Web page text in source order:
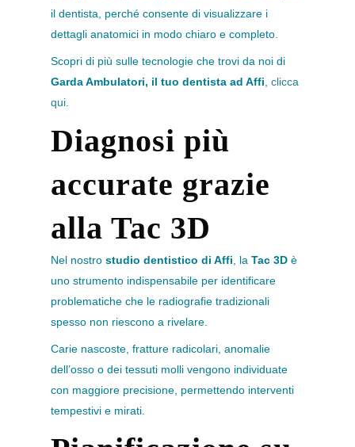
il dentista, perché consente di visualizzare i
dettagli anatomici in modo chiaro e completo.
Scopri di più sulle tecnologie che trovi da noi di
Garda Ambulatori, il tuo dentista ad Affi clicca
qui
Diagnosi più
accurate grazie
alla Tac 3D
Nel nostro studio dentistico di Affi , la Tac 3D è
uno strumento indispensabile per identificare
problematiche che le radiografie tradizionali
spesso non riescono a rivelare.
Carie nascoste, fratture radicolari, anomalie
dell’osso o dei tessuti molli vengono individuate
con maggiore precisione, permettendo interventi
tempestivi e mirati.